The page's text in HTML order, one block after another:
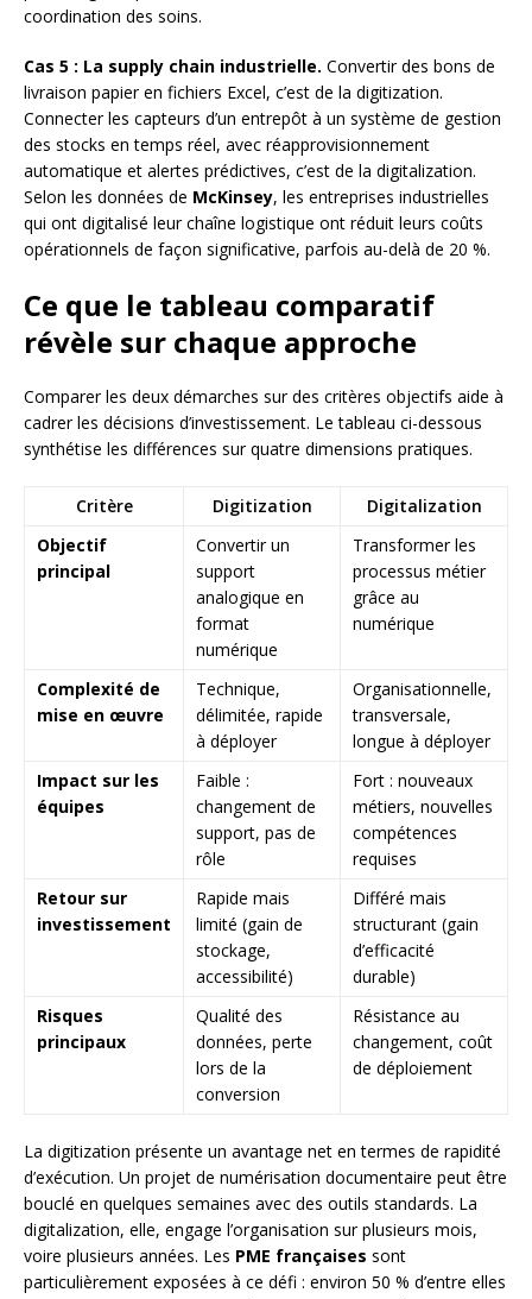
coordination des soins.
Cas 5 : La supply chain industrielle. Convertir des bons de
livraison papier en fichiers Excel, c’est de la digitization.
Connecter les capteurs d’un entrepôt à un système de gestion
des stocks en temps réel, avec réapprovisionnement
automatique et alertes prédictives, c’est de la digitalization.
Selon les données de McKinsey, les entreprises industrielles
qui ont digitalisé leur chaîne logistique ont réduit leurs coûts
opérationnels de façon significative, parfois au-delà de 20 %.
Ce que le tableau comparatif
révèle sur chaque approche
Comparer les deux démarches sur des critères objectifs aide à
cadrer les décisions d’investissement. Le tableau ci-dessous
synthétise les différences sur quatre dimensions pratiques.
Critère Digitization
Digitalization
Objectif
principal
Convertir un
support
analogique en
format
numérique
Transformer les
processus métier
grâce au
numérique
Complexité de
mise en œuvre
Technique,
délimitée, rapide
à déployer
Organisationnelle,
transversale,
longue à déployer
Impact sur les
équipes
Faible :
changement de
support, pas de
rôle
Fort : nouveaux
métiers, nouvelles
compétences
requises
Retour sur
investissement
Rapide mais
limité (gain de
stockage,
accessibilité)
Différé mais
structurant (gain
d’efficacité
durable)
Risques
principaux
Qualité des
données, perte
lors de la
conversion
Résistance au
changement, coût
de déploiement
La digitization présente un avantage net en termes de rapidité
d’exécution. Un projet de numérisation documentaire peut être
bouclé en quelques semaines avec des outils standards. La
digitalization, elle, engage l’organisation sur plusieurs mois,
voire plusieurs années. Les PME françaises sont
particulièrement exposées à ce défi : environ 50 % d’entre elles